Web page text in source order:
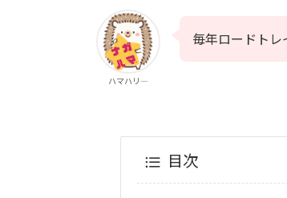
ハマハリ―
毎年ロードト
目次